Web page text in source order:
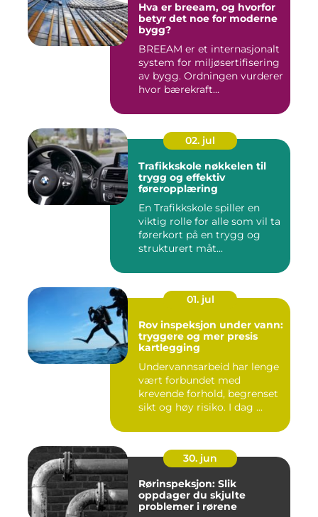
Hva er breeam, og hvorfor
betyr det noe for moderne
bygg?
BREEAM er et internasjonalt
system for miljøsertifisering
av bygg. Ordningen vurderer
hvor bærekraft...
02. jul
Trafikkskole nøkkelen til
trygg og effektiv
føreropplæring
En Trafikkskole spiller en
viktig rolle for alle som vil ta
førerkort på en trygg og
strukturert måt...
01. jul
Rov inspeksjon under vann:
tryggere og mer presis
kartlegging
Undervannsarbeid har lenge
vært forbundet med
krevende forhold, begrenset
sikt og høy risiko. I dag ...
30. jun
Rørinspeksjon: Slik
oppdager du skjulte
problemer i rørene